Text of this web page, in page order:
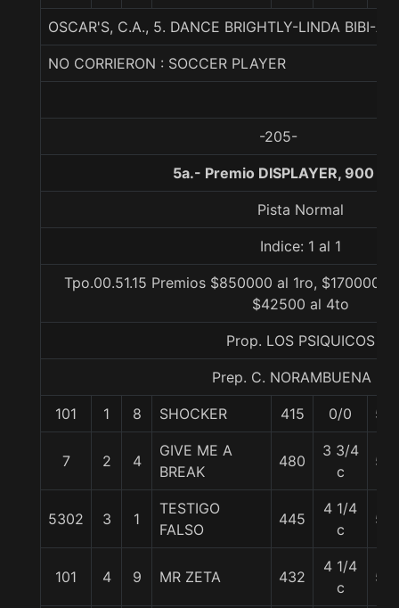
OSCAR'S, C.A., 5. DANCE BRIGHTLY-LINDA BIBI-A.
NO CORRIERON : SOCCER PLAYER
-205-
5a.- Premio DISPLAYER, 900
Pista Normal
Indice: 1 al 1
Tpo.00.51.15 Premios $850000 al 1ro, $170000
$42500 al 4to
Prop. LOS PSIQUICOS
Prep. C. NORAMBUENA B.
101 1 8 SHOCKER 415 0/0 56
7 2 4
GIVE ME A
BREAK
480
3 3/4
c
56
5302 3 1
TESTIGO
FALSO
445
4 1/4
c
56
101 4 9 MR ZETA 432
4 1/4
c
56